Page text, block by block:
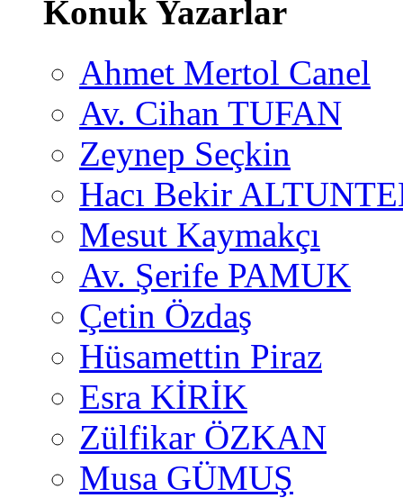
Konuk Yazarlar
Ahmet Mertol Canel
Av. Cihan TUFAN
Zeynep Seçkin
Hacı Bekir
Mesut Kaymakçı
Av. Şerife PAMUK
Çetin Özdaş
Hüsamettin Piraz
Esra KİRİK
Zülfikar ÖZKAN
Musa GÜMUŞ